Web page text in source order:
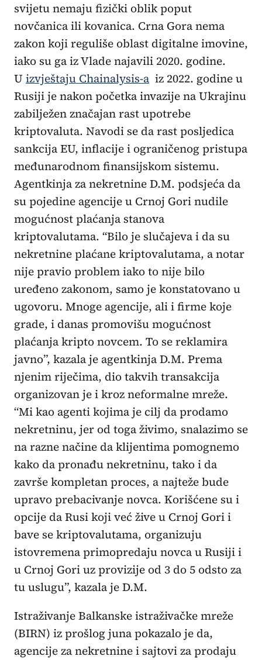
svijetu nemaju fizički oblik poput
novčanica ili kovanica. Crna Gora nema
zakon koji reguliše oblast digitalne imovine,
iako su ga iz Vlade najavili 2020. godine.
U izvještaju Chainalysis-a iz 2022. godine u
Rusiji je nakon početka invazije na Ukrajinu
zabilježen značajan rast upotrebe
kriptovaluta. Navodi se da rast posljedica
sankcija EU, inflacije i ograničenog pristupa
međunarodnom finansijskom sistemu.
Agentkinja za nekretnine D.M. podsjeća da
su pojedine agencije u Crnoj Gori nudile
mogućnost plaćanja stanova
kriptovalutama. “Bilo je slučajeva i da su
nekretnine plaćane kriptovalutama, a notar
nije pravio problem iako to nije bilo
uređeno zakonom, samo je konstatovano u
ugovoru. Mnoge agencije, ali i firme koje
grade, i danas promovišu mogućnost
plaćanja kripto novcem. To se reklamira
javno”, kazala je agentkinja D.M. Prema
njenim riječima, dio takvih transakcija
organizovan je i kroz neformalne mreže.
“Mi kao agenti kojima je cilj da prodamo
nekretninu, jer od toga živimo, snalazimo se
na razne načine da klijentima pomognemo
kako da pronađu nekretninu, tako i da
završe kompletan proces, a najteže bude
upravo prebacivanje novca. Korišćene su i
opcije da Rusi koji već žive u Crnoj Gori i
bave se kriptovalutama, organizuju
istovremena primopredaju novca u Rusiji i
u Crnoj Gori uz provizije od 3 do 5 odsto za
tu uslugu”, kazala je D.M.
Istraživanje Balkanske istraživačke mreže
(BIRN) iz prošlog juna pokazalo je da,
agencije za nekretnine i sajtovi za prodaju